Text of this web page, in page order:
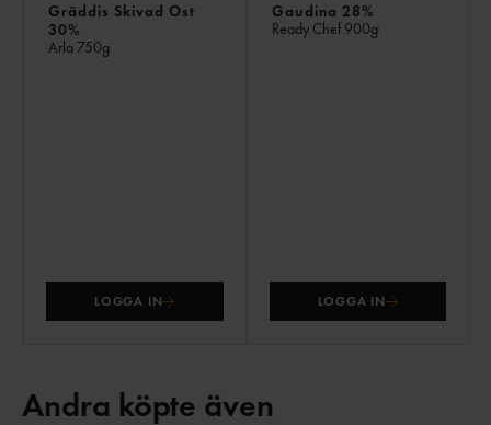
Gräddis Skivad Ost
30%
Arla 750g
LOGGA IN
Gaudina 28%
Ready Chef 900g
LOGGA IN
Andra köpte även